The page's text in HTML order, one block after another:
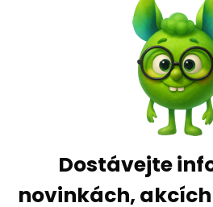
Dostávejte
novinkách,